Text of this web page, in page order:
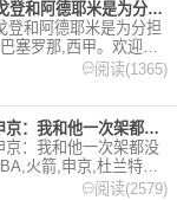
[有道理嘛?]世体：巴萨引进戈登和阿德耶米是为分担进攻重任，
登和阿德耶米是为分担
塞罗那,西甲。欢迎收
的足球，篮球体育资
阅读(1365)
[体育世界]与KD关系不和？申京：我和他一次架都没吵过 我们
：我和他一次架都没
火箭,申京,杜兰特。
新最新的足球，篮球体
阅读(2579)